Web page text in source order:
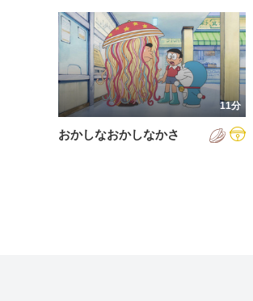
11分
おかしなおかしなかさ